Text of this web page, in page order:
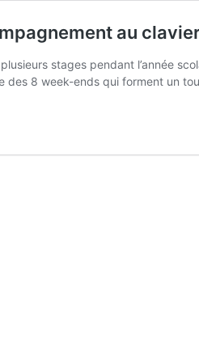
au
stages pendant l’année
des 8 week-ends qui forment un